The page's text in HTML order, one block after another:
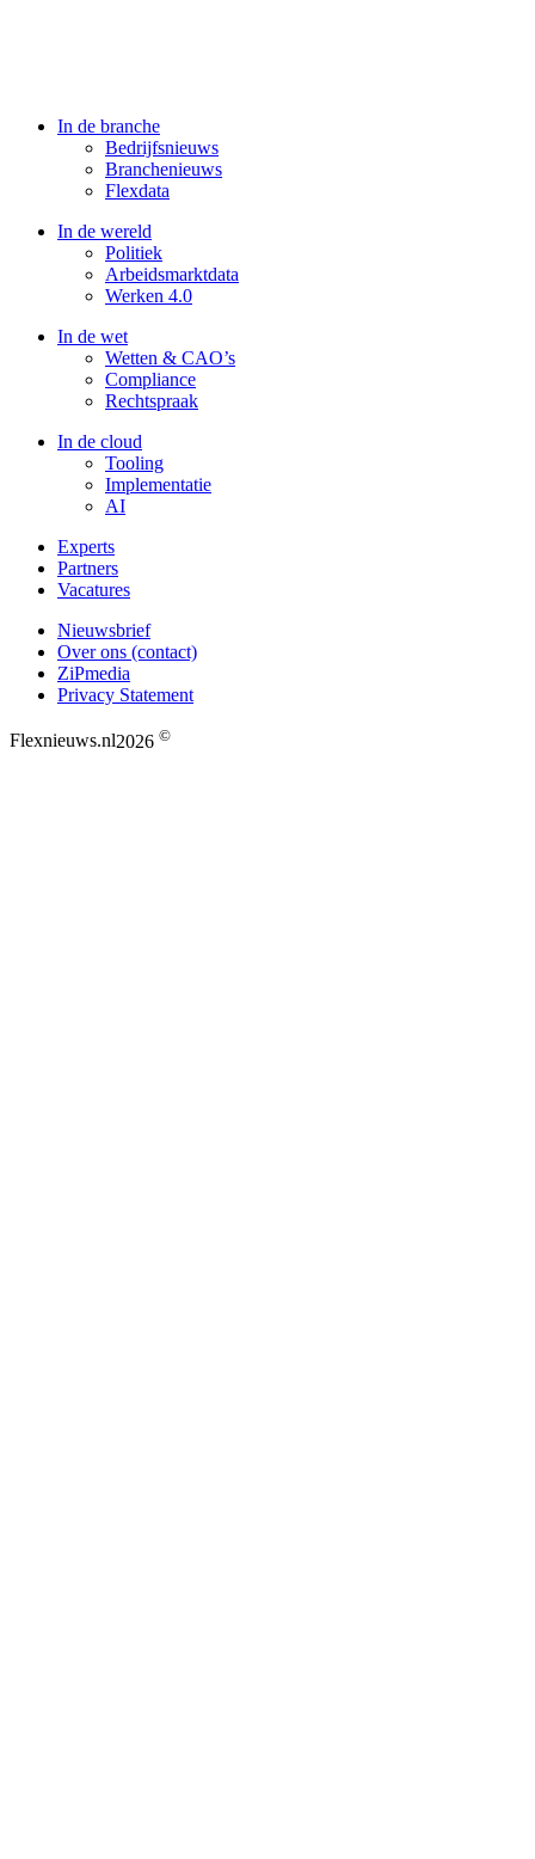
In de branche
Bedrijfsnieuws
Branchenieuws
Flexdata
In de wereld
Politiek
Arbeidsmarktdata
Werken 4.0
In de wet
Wetten & CAO’s
Compliance
Rechtspraak
In de cloud
Tooling
Implementatie
AI
Experts
Partners
Vacatures
Nieuwsbrief
Over ons (contact)
ZiPmedia
Privacy Statement
Flexnieuws.nl2026 ©